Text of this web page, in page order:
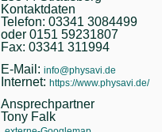
Kontaktdaten
Telefon: 03341 3084499
oder 0151 59231807
Fax: 03341 311994
E-Mail: info@physavi.de
Internet: https://www.physavi.de/
Ansprechpartner
Tony Falk